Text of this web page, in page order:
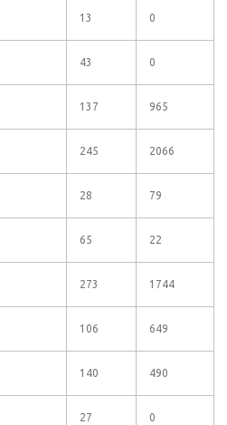
13 0
43 0
137 965
245 2066
28 79
65 22
273 1744
106 649
140 490
27 0